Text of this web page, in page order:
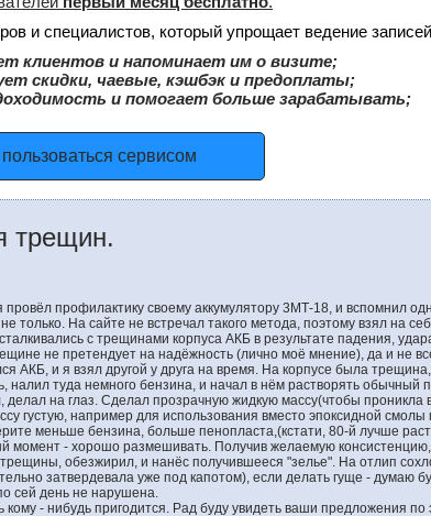
и специалистов, который упрощает ведение
клиентов и напоминает им о визите;
скидки, чаевые, кэшбэк и предоплаты;
и помогает больше зарабатывать;
сервисом
трещин.
провёл профилактику своему аккумулятору 3МТ-18, и вспомнил
только. На сайте не встречал такого метода, поэтому взял на
с трещинами корпуса АКБ в результате падения,
не претендует на надёжность (лично моё мнение), да и не
АКБ, и я взял другой у друга на время. На корпусе была
налил туда немного бензина, и начал в нём растворять обычный
на глаз. Сделал прозрачную жидкую массу(чтобы проникла
густую, например для использования вместо эпоксидной смолы
меньше бензина, больше пенопласта,(кстати, 80-й лучше
момент - хорошо размешивать. Получив желаемую консистенцию,
обезжирил, и нанёс получившееся "зелье". На отлип
затвердевала уже под капотом), если делать гуще - думаю
сей день не нарушена.
кому - нибудь пригодится. Рад буду увидеть ваши предложения